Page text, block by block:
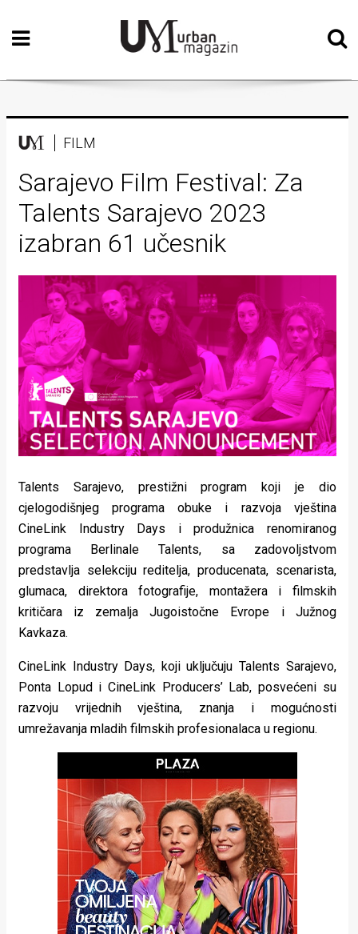
Početna
Vizualne
Teatar
Književnost
Muzika
Film
Intervju
Kolumne
Kultura
Lifestyle
Beauty
Fashion
Za
stolom
Život
pokretu
Ideje
rade
Aktivizam
FILM
Sarajevo Film Festival: Za
Talents Sarajevo 2023
izabran 61 učesnik
Talents Sarajevo, prestižni program koji je dio
cjelogodišnjeg programa obuke i razvoja vještina
CineLink Industry Days i produžnica renomiranog
programa Berlinale Talents, sa zadovoljstvom
predstavlja selekciju reditelja, producenata, scenarista,
glumaca, direktora fotografije, montažera i filmskih
kritičara iz zemalja Jugoistočne Evrope i Južnog
Kavkaza.
CineLink Industry Days, koji uključuju Talents Sarajevo,
Ponta Lopud i CineLink Producers’ Lab, posvećeni su
razvoju vrijednih vještina, znanja i mogućnosti
umrežavanja mladih filmskih profesionalaca u regionu.